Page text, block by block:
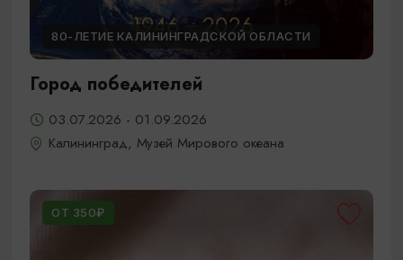
80-ЛЕТИЕ КАЛИНИНГРАДСКОЙ ОБЛАСТИ
Город победителей
03.07.2026 - 01.09.2026
Калининград, Музей Мирового океана
ОТ 350₽